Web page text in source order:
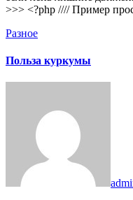
>>> <?php //// Пример
Разное
Польза куркумы